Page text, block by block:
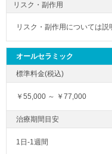
リスク・副作用
リスク・副作用については説
オールセラミック
￥55,000 ～ ￥77,000
1日-1週間